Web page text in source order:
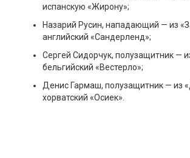
испанскую «Жирону»;
Назарий Русин, нападающий — из
английский «Сандерленд»;
Сергей Сидорчук, полузащитник —
бельгийский «Вестерло»;
Денис Гармаш, полузащитник — из
хорватский «Осиек».